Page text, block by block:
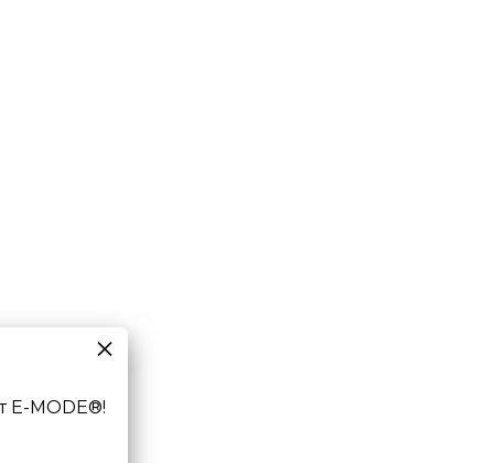
E-MODE®!